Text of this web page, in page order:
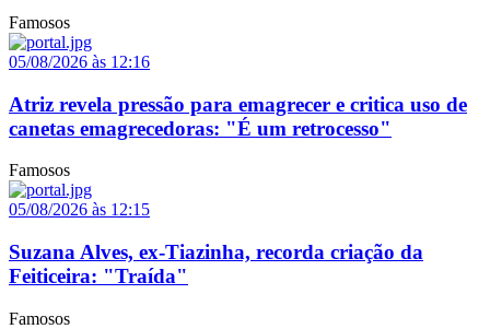
Famosos
05/08/2026 às 12:16
Atriz revela pressão para emagrecer e critica uso de
canetas emagrecedoras: "É um retrocesso"
Famosos
05/08/2026 às 12:15
Suzana Alves, ex-Tiazinha, recorda criação da
Feiticeira: "Traída"
Famosos